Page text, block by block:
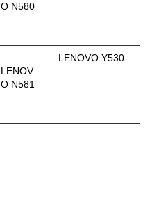
O N580
LENOV
O N581
LENOVO Y530